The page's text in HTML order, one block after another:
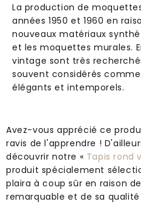
La production de
années 1950 et 1960 en
nouveaux matériaux
et les moquettes murales.
vintage sont très
souvent considérés
élégants et intemporels.
Avez-vous apprécié ce
ravis de l'apprendre !
découvrir notre « Tapis rond
produit spécialement
plaira à coup sûr en raison
remarquable et de sa